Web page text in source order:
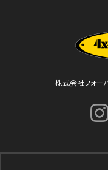
株式会社フォー